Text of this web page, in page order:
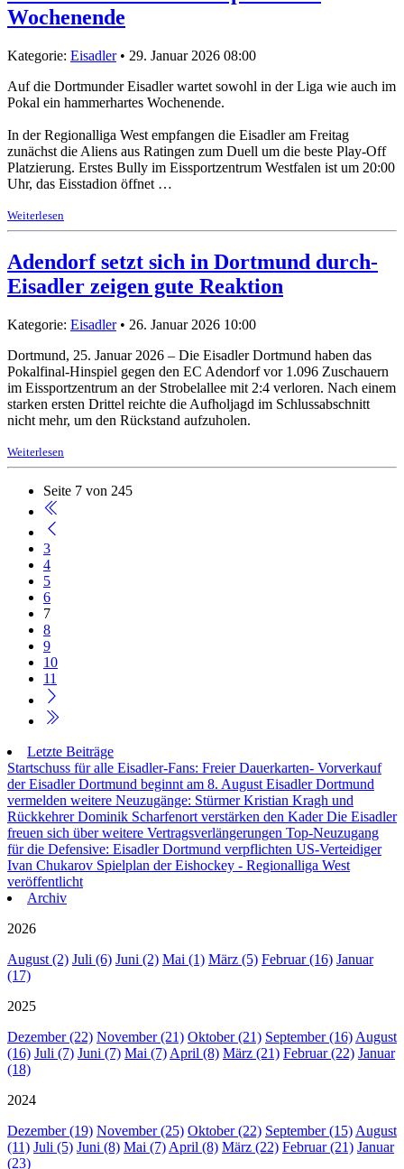
Wochenende
Kategorie: Eisadler• 29. Januar 2026 08:00
Auf die Dortmunder Eisadler wartet sowohl in der Liga wie auch im
Pokal ein hammerhartes Wochenende.
In der Regionalliga West empfangen die Eisadler am Freitag
zunächst die Aliens aus Ratingen zum Duell um die beste Play-Off
Platzierung. Erstes Bully im Eissportzentrum Westfalen ist um 20:00
Uhr, das Eisstadion öffnet …
Weiterlesen
Adendorf setzt sich in Dortmund durch-
Eisadler zeigen gute Reaktion
Kategorie: Eisadler• 26. Januar 2026 10:00
Dortmund, 25. Januar 2026 – Die Eisadler Dortmund haben das
Pokalfinal-Hinspiel gegen den EC Adendorf vor 1.096 Zuschauern
im Eissportzentrum an der Strobelallee mit 2:4 verloren. Nach einem
starken ersten Drittel reichte die Aufholjagd im Schlussabschnitt
nicht mehr, um den Rückstand aufzuholen.
Weiterlesen
Seite 7 von 245
3
4
5
6
7
8
9
10
11
Letzte Beiträge
Startschuss für alle Eisadler-Fans: Freier Dauerkarten- Vorverkauf
der Eisadler Dortmund beginnt am 8. August Eisadler Dortmund
vermelden weitere Neuzugänge: Stürmer Kristian Kragh und
Rückkehrer Dominik Scharfenort verstärken den KaderDie Eisadler
freuen sich über weitere Vertragsverlängerungen Top-Neuzugang
für die Defensive: Eisadler Dortmund verpflichten US-Verteidiger
Ivan Chukarov Spielplan der Eishockey - Regionalliga West
veröffentlicht
Archiv
2026
August (2) Juli (6) Juni (2) Mai (1) März (5) Februar (16) Januar
(17)
2025
Dezember (22) November (21) Oktober (21) September (16) August
(16) Juli (7) Juni (7) Mai (7) April (8) März (21) Februar (22) Januar
(18)
2024
Dezember (19) November (25) Oktober (22) September (15) August
(11) Juli (5) Juni (8) Mai (7) April (8) März (22) Februar (21) Januar
(23)